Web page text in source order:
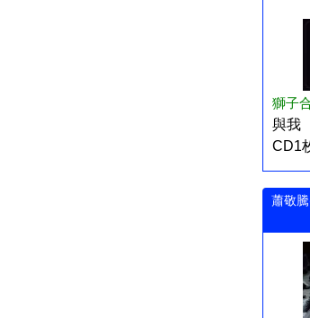
獅子
與我
CD1
蕭敬